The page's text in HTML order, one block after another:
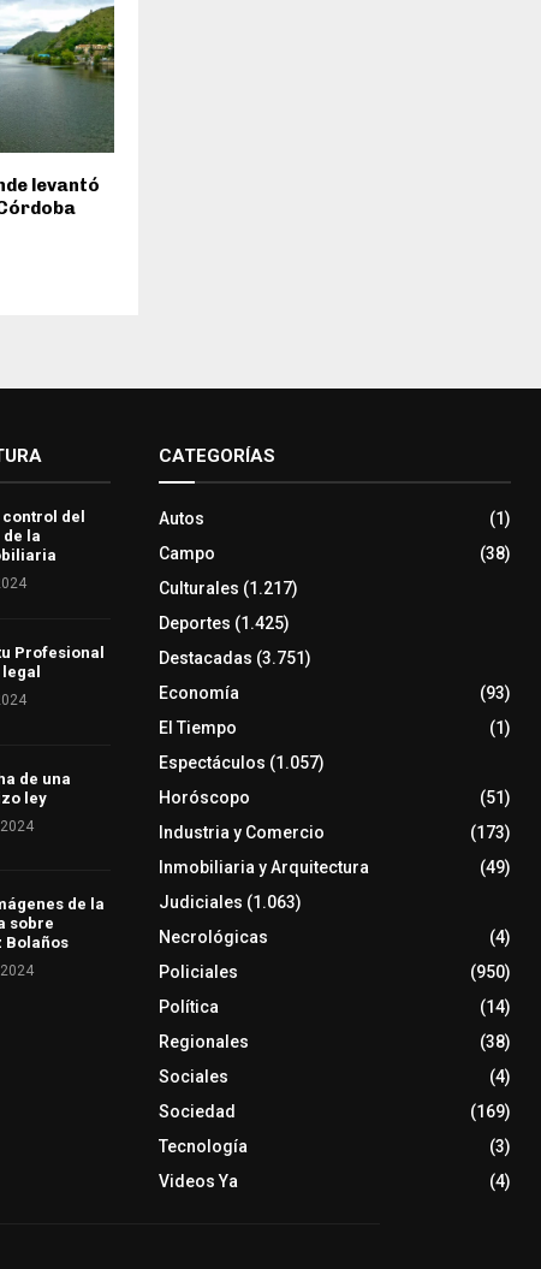
levantó
del
la
Profesional
de una
ley
de la
sobre
Bolaños
CATEGORÍAS
Autos
(1)
Campo
(38)
Culturales (1.217)
Deportes (1.425)
Destacadas (3.751)
Economía
(93)
El Tiempo
(1)
Espectáculos (1.057)
Horóscopo
(51)
Industria y Comercio
(173)
Inmobiliaria y Arquitectura
(49)
Judiciales (1.063)
Necrológicas
(4)
Policiales
(950)
Política
(14)
Regionales
(38)
Sociales
(4)
Sociedad
(169)
Tecnología
(3)
Videos Ya
(4)